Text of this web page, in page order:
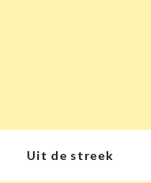
Uit de streek